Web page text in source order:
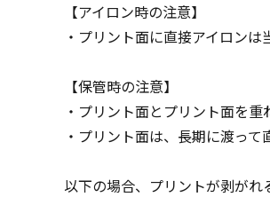
【アイロン時の注意】
・プリント面に直接アイロンは
【保管時の注意】
・プリント面とプリント面を重
・プリント面は、長期に渡って
以下の場合、プリントが剥がれ